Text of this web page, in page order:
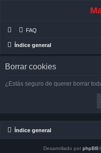
FAQ
Índice general
Borrar cookies
¿Estás seguro de querer borrar
Índice general
Desarrollado por phpBB